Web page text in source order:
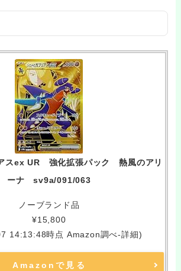
スex UR 強化拡張パック 熱風のアリ
ーナ sv9a/091/063
ノーブランド品
¥15,800
14:13:48時点 Amazon調べ-詳細)
Amazonで見る